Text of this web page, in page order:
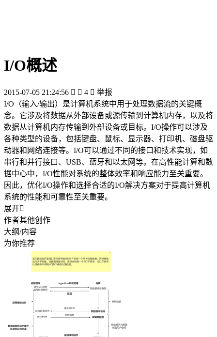
I/O概述
2015-07-05 21:24:56   4  举报
I/O（输入/输出）是计算机系统中用于处理数据流的关键概
念。它涉及将数据从外部设备或源传输到计算机内存，以及将
数据从计算机内存传输到外部设备或目标。I/O操作可以涉及
各种类型的设备，包括键盘、鼠标、显示器、打印机、磁盘驱
动器和网络连接等。I/O可以通过不同的接口和技术实现，如
串行和并行接口、USB、蓝牙和以太网等。在高性能计算和数
据中心中，I/O性能对系统的整体效率和响应能力至关重要。
因此，优化I/O操作和选择合适的I/O解决方案对于提高计算机
系统的性能和可靠性至关重要。
展开
作者其他创作
大纲/内容
为你推荐